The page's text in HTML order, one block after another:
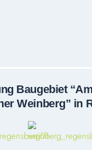
Baugebiet
Weinberg” in